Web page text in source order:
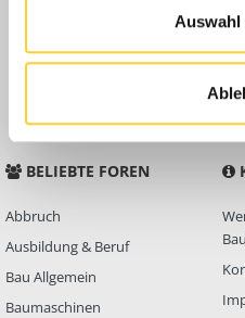
Auswahl
BELIEBTE FOREN
Abbruch
Ausbildung & Beruf
Bau Allgemein
Baumaschinen